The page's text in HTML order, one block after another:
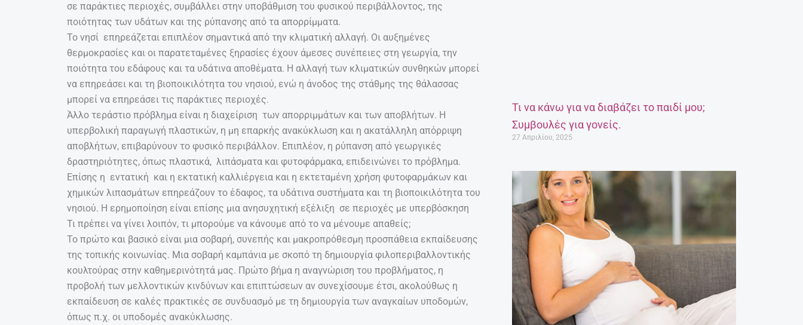
σε παράκτιες περιοχές, συμβάλλει στην υποβάθμιση του φυσικού περιβάλλοντος, της
ποιότητας των υδάτων και της ρύπανσης από τα απορρίμματα.
Το νησί επηρεάζεται επιπλέον σημαντικά από την κλιματική αλλαγή. Οι αυξημένες
θερμοκρασίες και οι παρατεταμένες ξηρασίες έχουν άμεσες συνέπειες στη γεωργία, την
ποιότητα του εδάφους και τα υδάτινα αποθέματα. Η αλλαγή των κλιματικών συνθηκών μπορεί
να επηρεάσει και τη βιοποικιλότητα του νησιού, ενώ η άνοδος της στάθμης της θάλασσας
μπορεί να επηρεάσει τις παράκτιες περιοχές.
Άλλο τεράστιο πρόβλημα είναι η διαχείριση των απορριμμάτων και των αποβλήτων. Η
υπερβολική παραγωγή πλαστικών, η μη επαρκής ανακύκλωση και η ακατάλληλη απόρριψη
αποβλήτων, επιβαρύνουν το φυσικό περιβάλλον. Επιπλέον, η ρύπανση από γεωργικές
δραστηριότητες, όπως πλαστικά, λιπάσματα και φυτοφάρμακα, επιδεινώνει το πρόβλημα.
Επίσης η εντατική και η εκτατική καλλιέργεια και η εκτεταμένη χρήση φυτοφαρμάκων και
χημικών λιπασμάτων επηρεάζουν το έδαφος, τα υδάτινα συστήματα και τη βιοποικιλότητα του
νησιού. Η ερημοποίηση είναι επίσης μια ανησυχητική εξέλιξη σε περιοχές με υπερβόσκηση
Τι πρέπει να γίνει λοιπόν, τι μπορούμε να κάνουμε από το να μένουμε απαθείς;
Το πρώτο και βασικό είναι μια σοβαρή, συνεπής και μακροπρόθεσμη προσπάθεια εκπαίδευσης
της τοπικής κοινωνίας. Μια σοβαρή καμπάνια με σκοπό τη δημιουργία φιλοπεριβαλλοντικής
κουλτούρας στην καθημερινότητά μας. Πρώτο βήμα η αναγνώριση του προβλήματος, η
προβολή των μελλοντικών κινδύνων και επιπτώσεων αν συνεχίσουμε έτσι, ακολούθως η
εκπαίδευση σε καλές πρακτικές σε συνδυασμό με τη δημιουργία των αναγκαίων υποδομών,
όπως π.χ. οι υποδομές ανακύκλωσης.
Τι να κάνω για να διαβάζει το παιδί μου;
Συμβουλές για γονείς.
27 Απριλίου, 2025